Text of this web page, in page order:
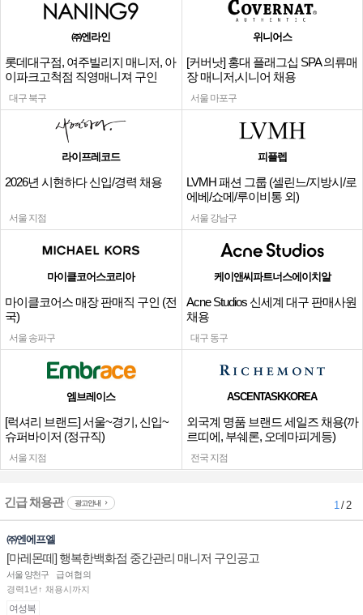
㈜엔라인
롯데대구점, 여주빌리지 매니저, 아
이파크고척점 직영매니져 구인
대구 북구
위니어스
[커버낫] 홍대 플래그십 SPA 의류매
장 매니저,시니어 채용
서울 마포구
라이프레코드
2026년 시현하다 신입/경력 채용
서울 지점
피플렙
LVMH 패션 그룹 (셀린느/지방시/로
에베/쇼메/루이비통 외)
서울 강남구
마이클코어스코리아
마이클코어스 매장 판매직 구인 (전
국)
서울 송파구
케이앤씨파트너스에이치알
Acne Studios 신세계 대구 판매사원
채용
대구 동구
엠브레이스
[럭셔리 브랜드] 서울~경기, 신입~
슈퍼바이저 (정규직)
서울 지점
ASCENTASKKOREA
외국계 명품 브랜드 세일즈 채용(까
르띠에, 부쉐론, 오데마피게등)
전국 지점
긴급 채용관 광고안내 1/ 2
㈜엔에프엘
[마레몬떼] 행복한백화점 중간관리 매니저 구인공고
서울 양천구
급여협의
경력1년↑ 채용시까지
여성복